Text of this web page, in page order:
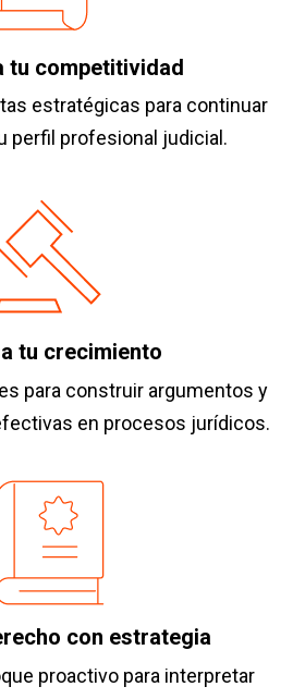
tu competitividad
estratégicas para continuar
perfil profesional judicial.
tu crecimiento
para construir argumentos y
en procesos jurídicos.
con estrategia
proactivo para interpretar